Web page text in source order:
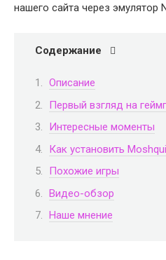
нашего сайта через эмулятор
Содержание
Описание
Первый взгляд на
Интересные моменты
Как установить
Похожие игры
Видео-обзор
Наше мнение